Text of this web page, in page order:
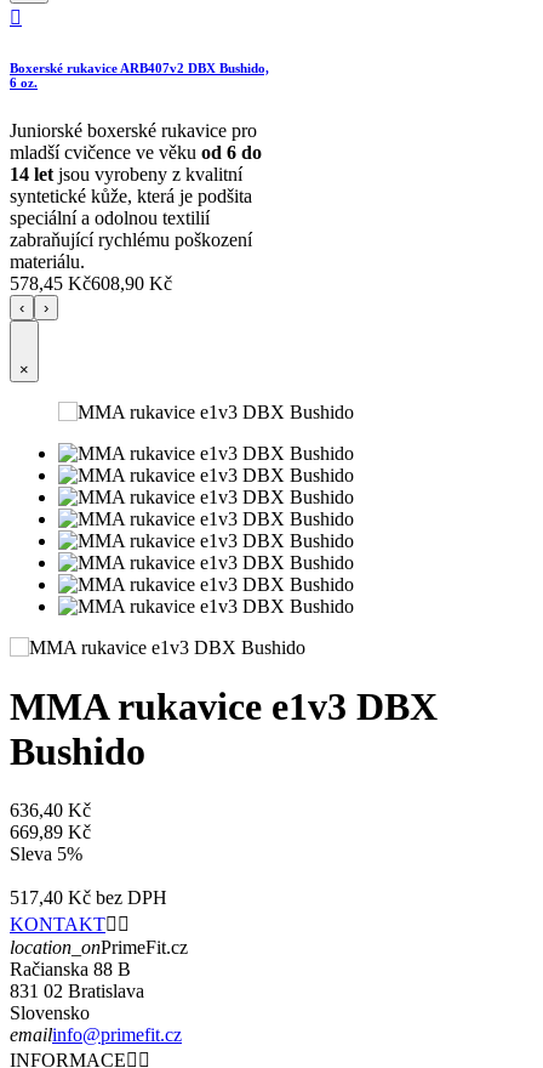

Boxerské rukavice ARB407v2 DBX Bushido,
6 oz.
Juniorské boxerské rukavice pro
mladší cvičence ve věku od 6 do
14 let jsou vyrobeny z kvalitní
syntetické kůže, která je podšita
speciální a odolnou textilií
zabraňující rychlému poškození
materiálu.
578,45 Kč608,90 Kč
‹ ›
×
MMA rukavice e1v3 DBX
Bushido
636,40 Kč
669,89 Kč
Sleva 5%
517,40 Kč bez DPH
KONTAKT 
location_onPrimeFit.cz
Račianska 88 B
831 02 Bratislava
Slovensko
emailinfo@primefit.cz
INFORMACE 